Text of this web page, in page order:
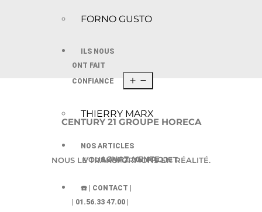
FORNO GUSTO
ILS NOUS
ONT FAIT
CONFIANCE
THIERRY MARX
NOS ARTICLES
☎️ | CONTACT |
| 01.56.33 47.00 |
CENTURY 21 GROUPE HORECA
ACHAT. VENTE.
VOUS AVEZ UN PROJET.
NOUS LE TRANSFORMONS EN RÉALITÉ.